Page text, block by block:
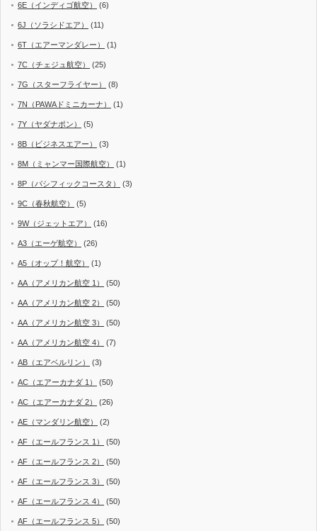
6E（インディゴ航空） (6)
6J（ソラシドエア） (11)
6T（エアーマンダレー） (1)
7C（チェジュ航空） (25)
7G（スターフライヤー） (8)
7N（PAWAドミニカーナ） (1)
7Y（ヤダナポン） (5)
8B（ビジネスエアー） (3)
8M（ミャンマー国際航空） (1)
8P（パシフィックコースタ） (3)
9C（春秋航空） (5)
9W（ジェットエア） (16)
A3（エーゲ航空） (26)
A5（オップ！航空） (1)
AA（アメリカン航空 1） (50)
AA（アメリカン航空 2） (50)
AA（アメリカン航空 3） (50)
AA（アメリカン航空 4） (7)
AB（エアベルリン） (3)
AC（エアーカナダ 1） (50)
AC（エアーカナダ 2） (26)
AE（マンダリン航空） (2)
AF（エールフランス 1） (50)
AF（エールフランス 2） (50)
AF（エールフランス 3） (50)
AF（エールフランス 4） (50)
AF（エールフランス 5） (50)